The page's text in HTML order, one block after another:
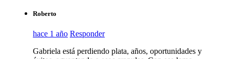
Roberto
hace 1 año Responder
Gabriela está perdiendo plata, años, oportunidades y